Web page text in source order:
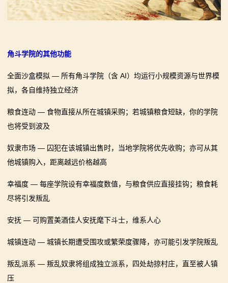
角斗学院的其他功能
全面沙盒模拟 — 所有角斗学院（含 AI）均运行小规模资源与世界模
拟，各自维持独立经济
粮食连动 — 食物直接从所在城镇采购；若城镇粮食短缺，你的学院
也将受到波及
奴隶市场 — 囚犯在该城镇出售时，当地学院将优先收购；亦可从其
他城镇购入，距离越远价格越高
幸福度 — 每座学院设有幸福度数值，与粮食供应直接挂钩；粮食耗
尽将引发叛乱
安抚 — 可购置美酒佳人安抚麾下斗士，维系人心
城镇连动 — 城镇长期遭受围攻或繁荣度骤降，亦可能引发学院叛乱
叛乱派系 — 叛乱奴隶将组成独立派系，四处劫掠村庄，直至被人镇
压